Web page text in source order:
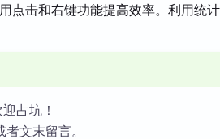
点击和右键功能提高效率。利用统
占坑！
文末留言。